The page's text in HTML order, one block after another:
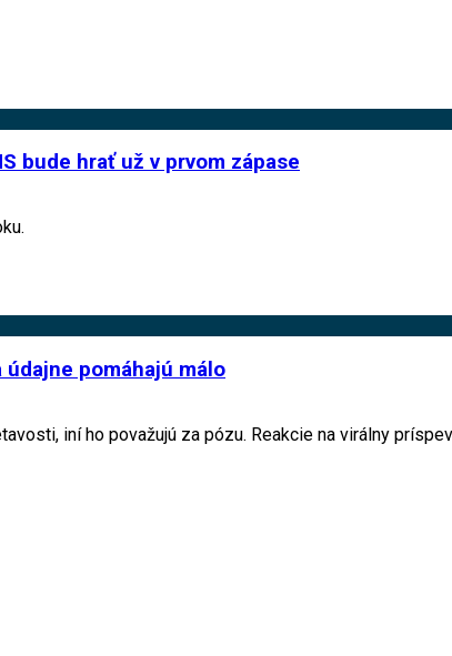
bude hrať už v prvom zápase
pomáhajú málo
iní ho považujú za pózu. Reakcie na virálny